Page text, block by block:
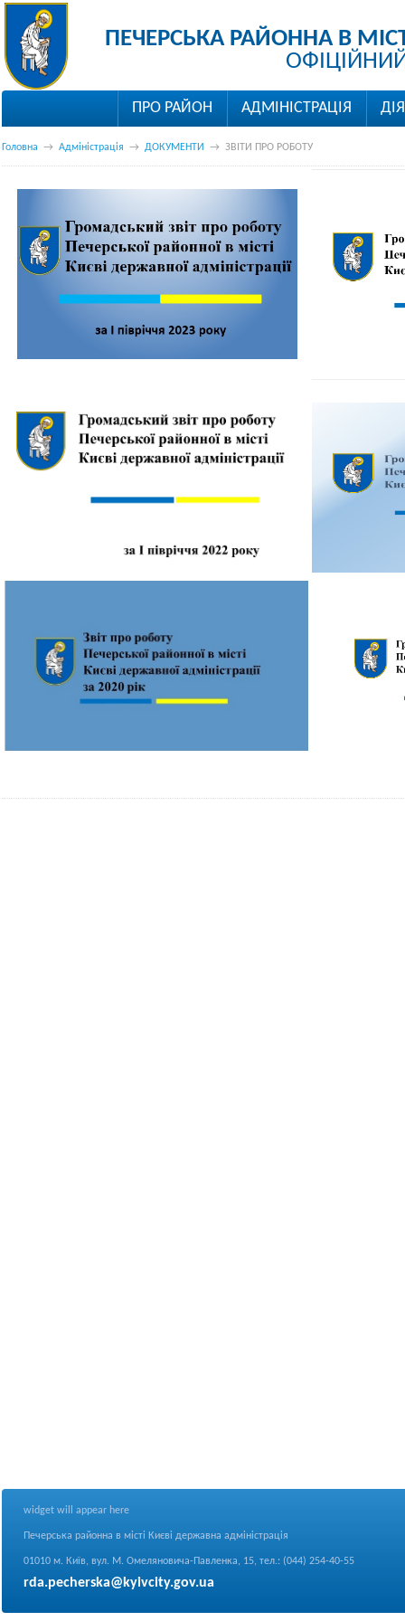
ПЕЧЕРСЬКА РАЙОННА В
ПРО РАЙОН АДМІНІСТРАЦІЯ
Головна → Адміністрація → ДОКУМЕНТИ → ЗВІТИ ПРО РОБОТУ
widget will appear here
Печерська районна в місті Києві державна адміністрація
01010 м. Київ, вул. М. Омеляновича-Павленка, 15, тел.: (044) 254-40-55
rda.pecherska@kyivcity.gov.ua